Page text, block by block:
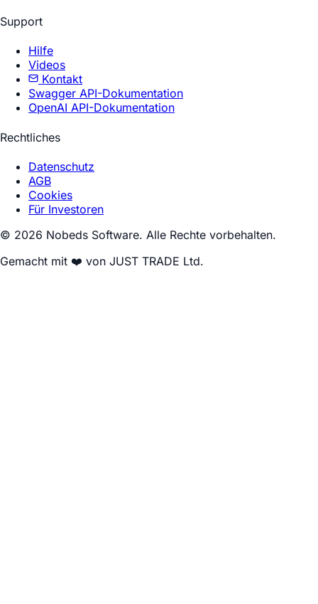
Support
Hilfe
Videos
Kontakt
Swagger API-Dokumentation
OpenAI API-Dokumentation
Rechtliches
Datenschutz
AGB
Cookies
Für Investoren
© 2026 Nobeds Software. Alle Rechte vorbehalten.
Gemacht mit ❤️ von JUST TRADE Ltd.